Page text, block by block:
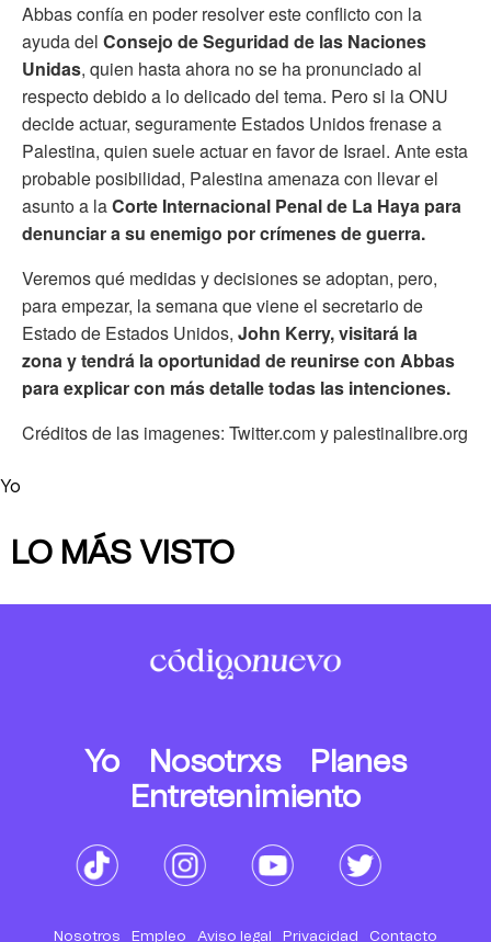
Abbas confía en poder resolver este conflicto con la
ayuda del Consejo de Seguridad de las Naciones
Unidas, quien hasta ahora no se ha pronunciado al
respecto debido a lo delicado del tema. Pero si la ONU
decide actuar, seguramente Estados Unidos frenase a
Palestina, quien suele actuar en favor de Israel. Ante esta
probable posibilidad, Palestina amenaza con llevar el
asunto a laCorte Internacional Penal de La Haya para
denunciar a su enemigo por crímenes de guerra.
Veremos qué medidas y decisiones se adoptan, pero,
para empezar, la semana que viene el secretario de
Estado de Estados Unidos, John Kerry, visitará la
zona y tendrá la oportunidad de reunirse con Abbas
para explicar con más detalle todas las intenciones.
Créditos de las imagenes: Twitter.com y palestinalibre.org
Yo
LO MÁS VISTO
Yo Nosotrxs
Planes
Entretenimiento
Nosotros Empleo Aviso legal Privacidad Contacto